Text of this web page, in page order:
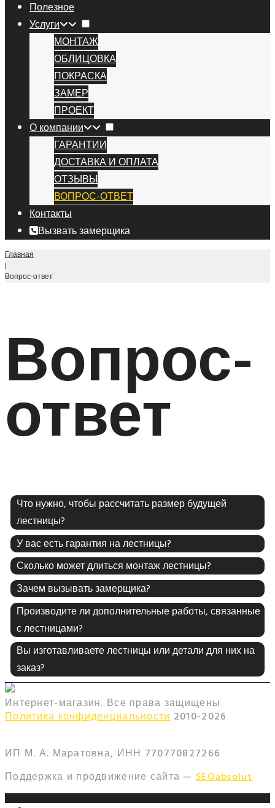
Полезное
Услуги
МОНТАЖ
ОБЛИЦОВКА
ПОКРАСКА
ЗАМЕР
ПРОЕКТ
О компании
ГАРАНТИИ
ДОСТАВКА И ОПЛАТА
ОТЗЫВЫ
ВОПРОС-ОТВЕТ
Контакты
Вызвать замерщика
Главная
|
Вопрос-ответ
Вопрос-
ответ
Что нужно, чтобы рассчитать размер будущей
лестницы?
У вас есть гарантия на лестницы?
Сколько может длиться монтаж лестницы?
Зачем вызывать замерщика?
Производите ли дополнительные работы, связанные
с лестницами?
Вы изготавливаете лестницы или детали для них на
заказ?
Интернет-магазин. Все права защищены
Политика конфиденциальности2010-2026
ИП М. А. Маратовна, ИНН 770770827266
Поддержка и продвижение сайта — SEOabsolut